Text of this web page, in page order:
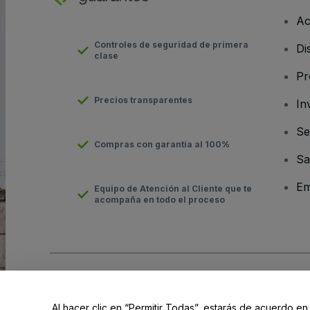
Controles de seguridad de primera
clase
Precios transparentes
Compras con garantía al 100%
Equipo de Atención al Cliente que te
acompaña en todo el proceso
Al hacer clic en “Permitir Todas”, estarás de acuerdo